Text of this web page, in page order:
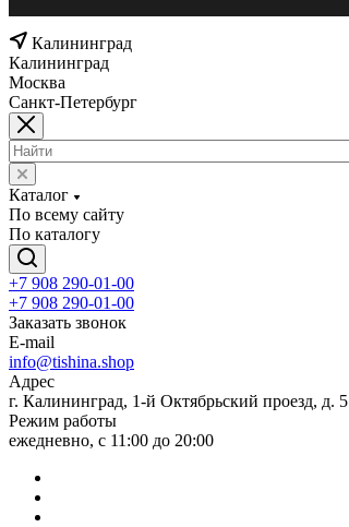
Калининград
Калининград
Москва
Санкт-Петербург
Каталог
По всему сайту
По каталогу
+7 908 290-01-00
+7 908 290-01-00
Заказать звонок
E-mail
info@tishina.shop
Адрес
г. Калининград, 1-й Октябрьский проезд, д. 5
Режим работы
ежедневно, с 11:00 до 20:00